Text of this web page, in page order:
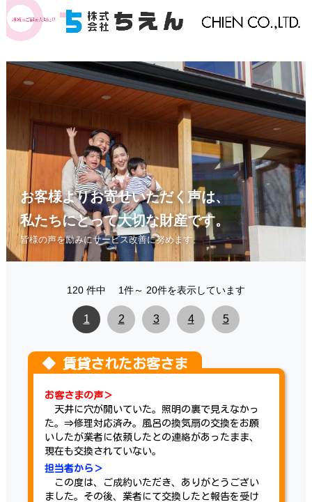
お客様よりお寄せいただく声は、
私たちにとって大切な財産です。
皆様の声を励みにサービス改善に努めます。
120 件中 1件～ 20件を表示しています
1 2 3 4 5
お客さまの声＞
天井に穴が開いていた。照明の裏で見えなかっ
た。⇒修理対応済み。風呂の換気扇の交換をお願
いしたが業者に依頼したとの連絡があったまま、
現在も交換されていない。
担当者から＞
この度は、ご成約いただき、ありがとうござい
ました。その後、業者にて交換したと報告を受け